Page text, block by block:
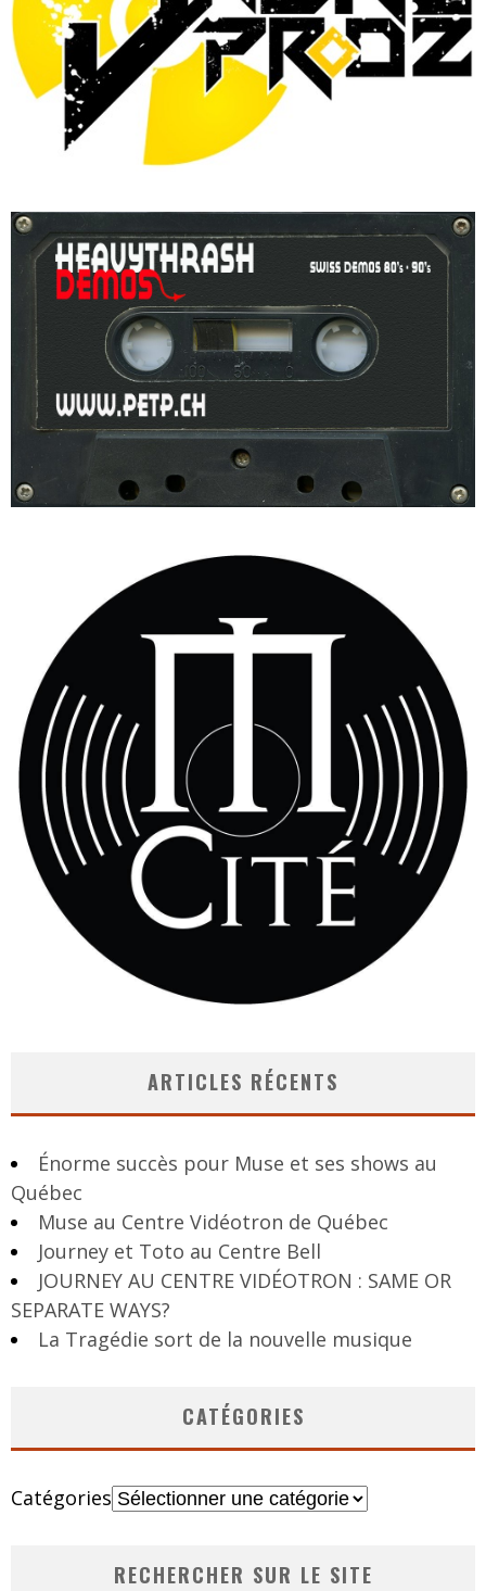
ARTICLES RÉCENTS
Énorme succès pour Muse et ses shows au
Québec
Muse au Centre Vidéotron de Québec
Journey et Toto au Centre Bell
JOURNEY AU CENTRE VIDÉOTRON : SAME OR
SEPARATE WAYS?
La Tragédie sort de la nouvelle musique
CATÉGORIES
Catégories
RECHERCHER SUR LE SITE